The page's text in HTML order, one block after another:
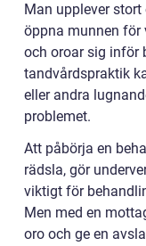
Man upplever
öppna munnen för
och oroar sig inför
tandvårdspraktik
eller andra
problemet.
Att påbörja en
rädsla, gör
viktigt för
Men med en
oro och ge en